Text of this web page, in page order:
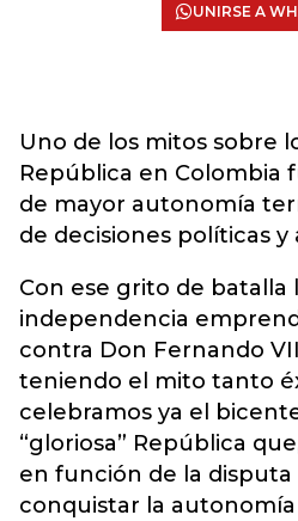
UNIRSE A
Uno de los mitos sobre
República en Colombia
de mayor autonomía
de decisiones políticas y
Con ese grito de batalla
independencia
contra Don Fernando
teniendo el mito tanto
celebramos ya el
“gloriosa” República
en función de la
conquistar la